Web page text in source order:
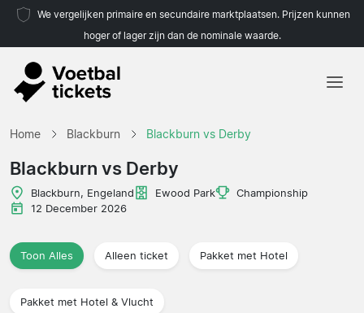
We vergelijken primaire en secundaire marktplaatsen. Prijzen kunnen
hoger of lager zijn dan de nominale waarde.
Competities
Home Blackburn Blackburn vs Derby
Blackburn vs Derby
Blackburn, Engeland Ewood Park
Championship
12 December 2026
Toon Alles Alleen ticket Pakket met Hotel
Pakket met Hotel & Vlucht